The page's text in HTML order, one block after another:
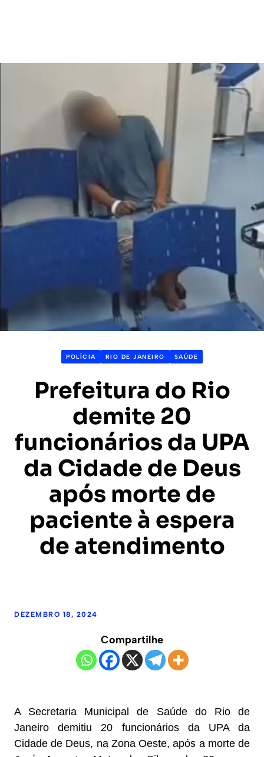
POLÍCIA RIO DE JANEIRO SAÚDE
Prefeitura do Rio
demite 20
funcionários da UPA
da Cidade de Deus
após morte de
paciente à espera
de atendimento
DEZEMBRO 18, 2024
Compartilhe
A Secretaria Municipal de Saúde do Rio de
Janeiro demitiu 20 funcionários da UPA da
Cidade de Deus, na Zona Oeste, após a morte de